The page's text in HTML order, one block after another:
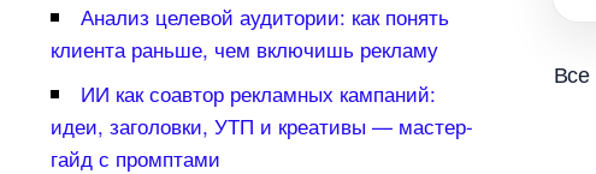
се
Анализ целевой аудитории: как понять
клиента раньше, чем включишь рекламу
ИИ как соавтор рекламных кампаний:
идеи, заголовки, УТП и креативы — мастер-
айд с промптами